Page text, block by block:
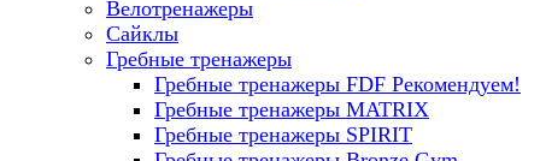
Велотренажеры
Сайклы
Гребные тренажеры
Гребные тренажеры FDF Рекомендуем!
Гребные тренажеры MATRIX
Гребные тренажеры SPIRIT